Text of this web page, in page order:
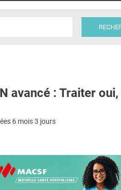
avancé : Traiter
6 mois 3 jours